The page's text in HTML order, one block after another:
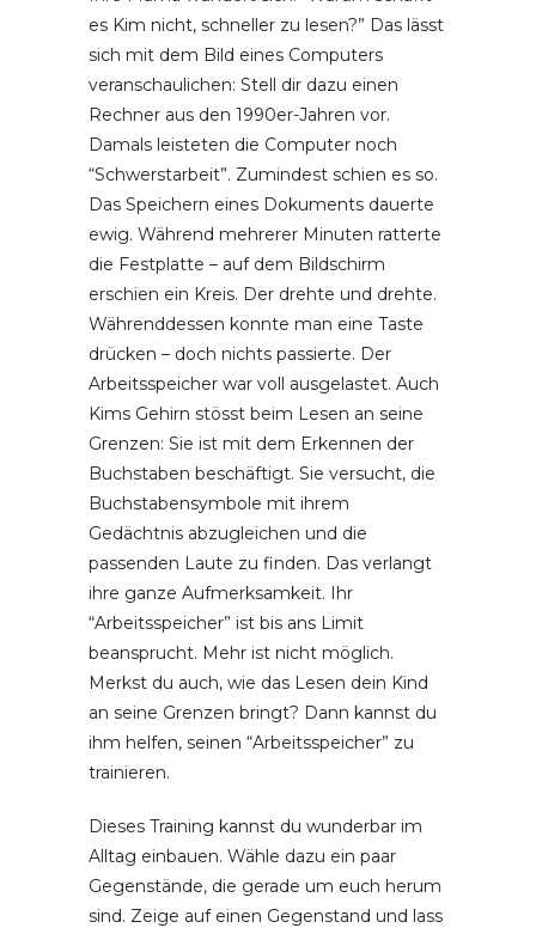
es Kim nicht, schneller zu lesen?” Das lässt
sich mit dem Bild eines Computers
veranschaulichen: Stell dir dazu einen
Rechner aus den 1990er-Jahren vor.
Damals leisteten die Computer noch
“Schwerstarbeit”. Zumindest schien es so.
Das Speichern eines Dokuments dauerte
ewig. Während mehrerer Minuten ratterte
die Festplatte – auf dem Bildschirm
erschien ein Kreis. Der drehte und drehte.
Währenddessen konnte man eine Taste
drücken – doch nichts passierte. Der
Arbeitsspeicher war voll ausgelastet. Auch
Kims Gehirn stösst beim Lesen an seine
Grenzen: Sie ist mit dem Erkennen der
Buchstaben beschäftigt. Sie versucht, die
Buchstabensymbole mit ihrem
Gedächtnis abzugleichen und die
passenden Laute zu finden. Das verlangt
ihre ganze Aufmerksamkeit. Ihr
“Arbeitsspeicher” ist bis ans Limit
beansprucht. Mehr ist nicht möglich.
Merkst du auch, wie das Lesen dein Kind
an seine Grenzen bringt? Dann kannst du
ihm helfen, seinen “Arbeitsspeicher” zu
trainieren.
Dieses Training kannst du wunderbar im
Alltag einbauen. Wähle dazu ein paar
Gegenstände, die gerade um euch herum
sind. Zeige auf einen Gegenstand und lass